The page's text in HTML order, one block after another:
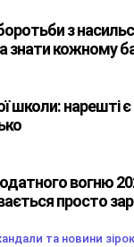
з
знати кожному
школи: нарешті є
вогню
просто
та новини